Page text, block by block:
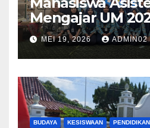
Mengajar UM
Menggelar
Bersama Kru
Negeri 1
MEI 19, 2026 ADMIN02
BUDAYA KESISWAAN PENDIDIKAN